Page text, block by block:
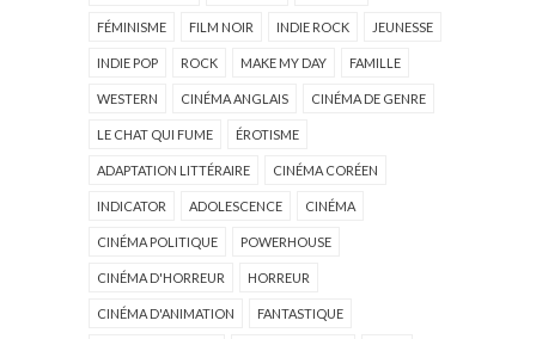
FÉMINISME FILM NOIR INDIE ROCK JEUNESSE
INDIE POP ROCK MAKE MY DAY FAMILLE
WESTERN CINÉMA ANGLAIS CINÉMA DE GENRE
LE CHAT QUI FUME ÉROTISME
ADAPTATION LITTÉRAIRE CINÉMA CORÉEN
INDICATOR ADOLESCENCE CINÉMA
CINÉMA POLITIQUE POWERHOUSE
CINÉMA D'HORREUR HORREUR
CINÉMA D'ANIMATION FANTASTIQUE